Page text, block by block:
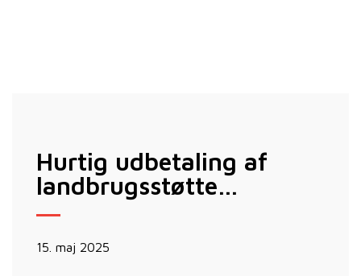
Hurtig udbetaling af
landbrugsstøtte…
15. maj 2025